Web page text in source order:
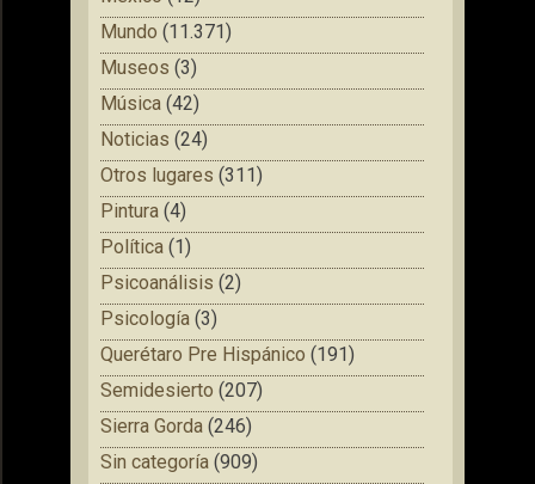
Mundo (11.371)
Museos (3)
Música (42)
Noticias (24)
Otros lugares (311)
Pintura (4)
Política (1)
Psicoanálisis (2)
Psicología (3)
Querétaro Pre Hispánico (191)
Semidesierto (207)
Sierra Gorda (246)
Sin categoría (909)